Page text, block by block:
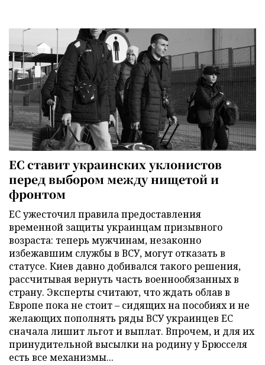
ЕС ставит украинских уклонистов
перед выбором между нищетой и
фронтом
ЕС ужесточил правила предоставления
временной защиты украинцам призывного
возраста: теперь мужчинам, незаконно
избежавшим службы в ВСУ, могут отказать в
статусе. Киев давно добивался такого решения,
рассчитывая вернуть часть военнообязанных в
страну. Эксперты считают, что ждать облав в
Европе пока не стоит – сидящих на пособиях и не
желающих пополнять ряды ВСУ украинцев ЕС
сначала лишит льгот и выплат. Впрочем, и для их
принудительной высылки на родину у Брюсселя
есть все механизмы...